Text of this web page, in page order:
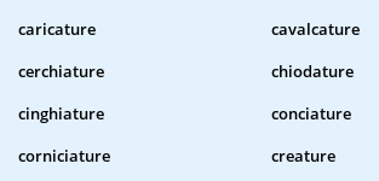
caricature
cavalcature
cerchiature
chiodature
cinghiature
conciature
corniciature
creature